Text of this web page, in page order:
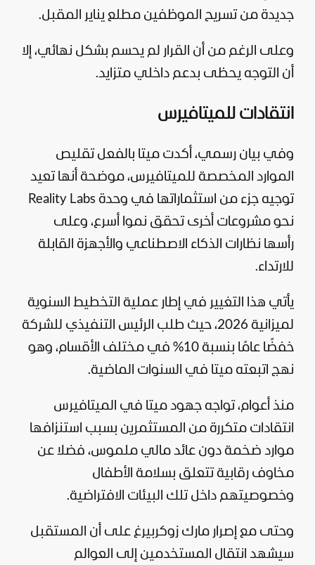
جديدة من تسريح الموظفين مطلع يناير المقبل.
وعلى الرغم من أن القرار لم يحسم بشكل نهائي، إلا
أن التوجه يحظى بدعم داخلي متزايد.
انتقادات للميتافيرس
وفي بيان رسمي، أكدت ميتا بالفعل تقليص
الموارد المخصصة للميتافيرس، موضحة أنها تعيد
توجيه جزء من استثماراتها في وحدة Reality Labs
نحو مشروعات أخرى تحقق نموا أسرع، وعلى
رأسها نظارات الذكاء الاصطناعي والأجهزة القابلة
للارتداء.
يأتي هذا التغيير في إطار عملية التخطيط السنوية
لميزانية 2026، حيث طلب الرئيس التنفيذي للشركة
خفضًا عامًا بنسبة 10% في مختلف الأقسام، وهو
نهج اتبعته ميتا في السنوات الماضية.
منذ أعوام، تواجه جهود ميتا في الميتافيرس
انتقادات متكررة من المستثمرين بسبب استنزافها
موارد ضخمة دون عائد مالي ملموس، فضلا عن
مخاوف رقابية تتعلق بسلامة الأطفال
وخصوصيتهم داخل تلك البيئات الافتراضية.
وحتى مع إصرار مارك زوكربيرغ على أن المستقبل
سيشهد انتقال المستخدمين إلى العوالم